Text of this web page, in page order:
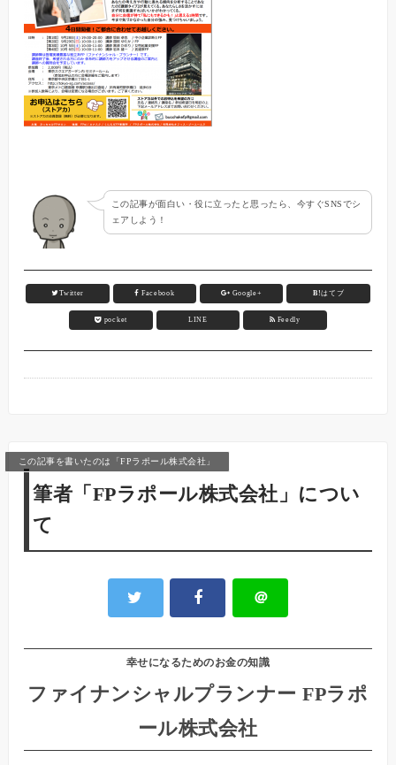
この記事が面白い・役に立ったと思ったら、今すぐSNSでシ
ェアしよう！
Twitter Facebook Google+ B!はてブ
pocket LINE Feedly
この記事を書いたのは「FPラポール株式会社」
筆者「FPラポール株式会社」につい
て
＠
幸せになるためのお金の知識
ファイナンシャルプランナー FPラポ
ール株式会社